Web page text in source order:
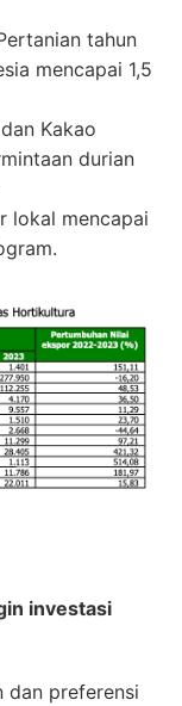
tahun
mencapai 1,5
Kakao
durian
lokal mencapai
investasi
dan preferensi